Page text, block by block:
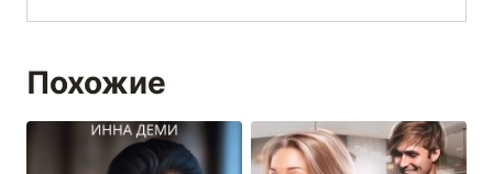
Похожие